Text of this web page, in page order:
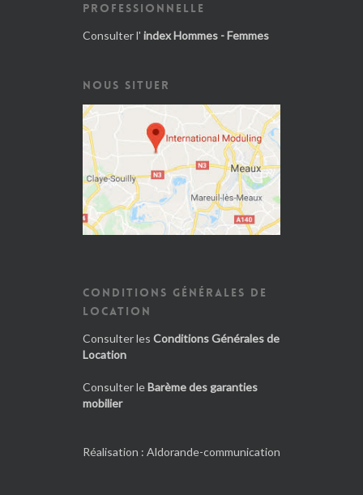
PROFESSIONNELLE
Consulter l' index Hommes - Femmes
NOUS SITUER
CONDITIONS GÉNÉRALES DE
LOCATION
Consulter les Conditions Générales de
Location
Consulter le Barème des garanties
mobilier
Réalisation : Aldorande-communication